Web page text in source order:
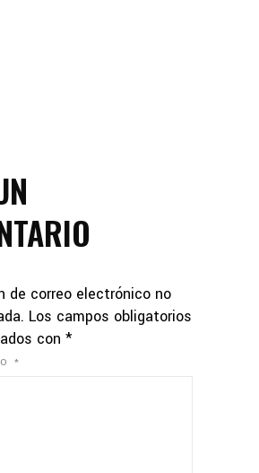
de correo electrónico no
Los campos obligatorios
con *
*